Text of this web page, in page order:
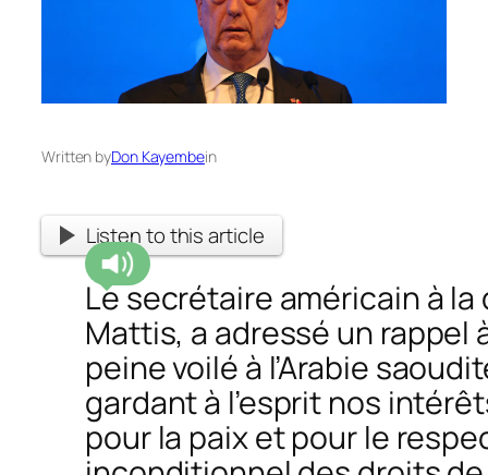
Written byDon Kayembein
Listen to this article
Le secrétaire américain à la
Mattis, a adressé un rappel
peine voilé à l’Arabie
gardant à l’esprit nos
pour la paix et pour le